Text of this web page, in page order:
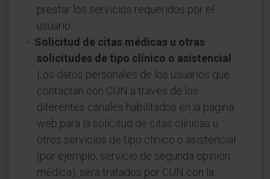
prestar los servicios requeridos por el
usuario.
Solicitud de citas médicas u otras
solicitudes de tipo clínico o asistencial :
Los datos personales de los usuarios que
contactan con CUN a través de los
diferentes canales habilitados en la página
web para la solicitud de citas clínicas u
otros servicios de tipo clínico o asistencial
(por ejemplo, servicio de segunda opinión
médica), será tratados por CUN con la